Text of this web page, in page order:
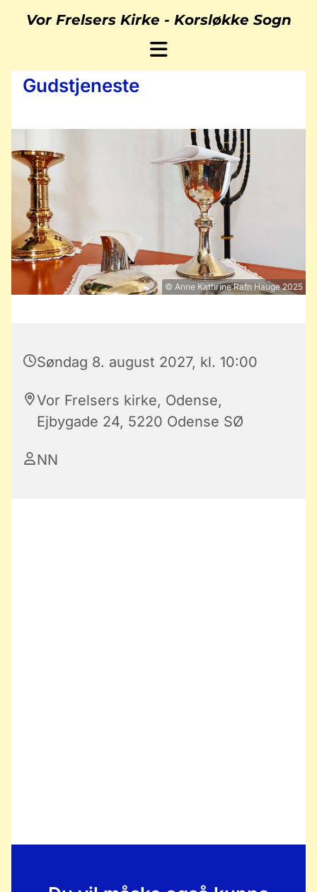
Vor Frelsers Kirke - Korsløkke Sogn
Gudstjeneste
© Anne Kathrine Rafn Hauge 2025
Søndag 8. august 2027, kl. 10:00
Vor Frelsers kirke, Odense,
Ejbygade 24, 5220 Odense SØ
NN